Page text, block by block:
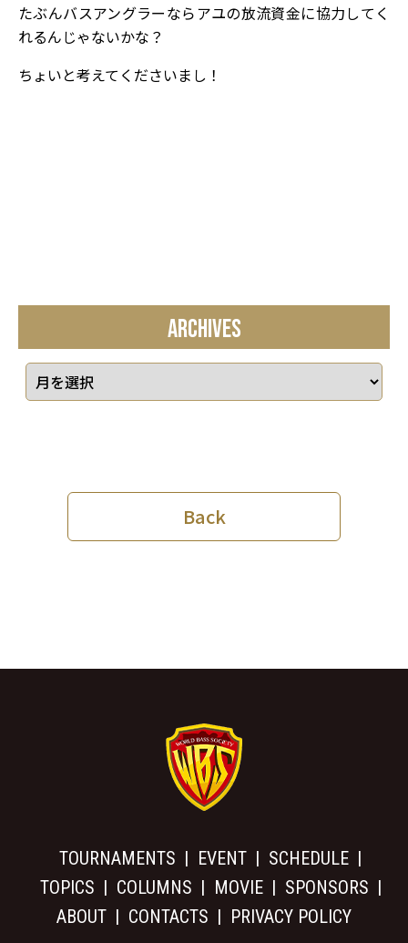
たぶんバスアングラーならアユの放流資金に協力してく
れるんじゃないかな？
ちょいと考えてくださいまし！
ARCHIVES
Back
TOURNAMENTS EVENT
SCHEDULE
TOPICS
COLUMNS MOVIE
SPONSORS
ABOUT
CONTACTS PRIVACY POLICY